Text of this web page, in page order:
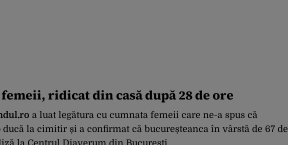
ridicat din casă după 28 de ore
a luat legătura cu cumnata femeii care ne-a spus că
ducă la cimitir și a confirmat că bucureșteanca în vârstă de 67 de
la Centrul Diaverum din București.